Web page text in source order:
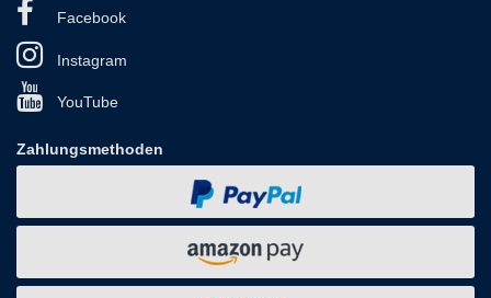
Facebook
Instagram
YouTube
Zahlungsmethoden